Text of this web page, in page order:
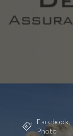
Facebook,
Photo